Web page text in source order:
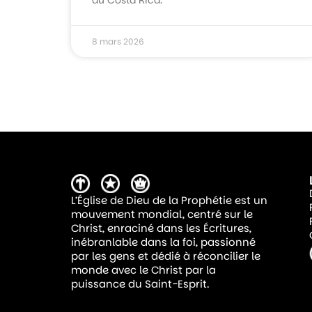
8 mars 2026
L’Église de Dieu de la Prophétie est un
mouvement mondial, centré sur le
Christ, enraciné dans les Écritures,
inébranlable dans la foi, passionné
par les gens et dédié à réconcilier le
monde avec le Christ par la
puissance du Saint-Esprit.